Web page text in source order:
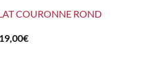
COURONNE ROND
19,00€